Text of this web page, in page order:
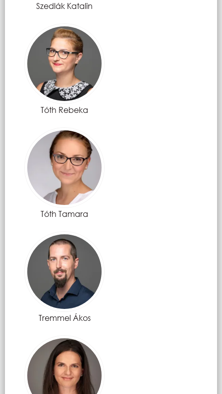
Szedlák Katalin
Tóth Rebeka
Tóth Tamara
Tremmel Ákos